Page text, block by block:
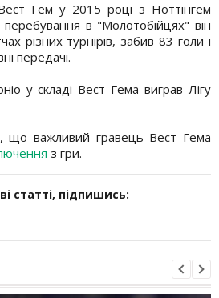
Гем у 2015 році з Ноттінгем
в "Молотобійцях" він
різних турнірів, забив 83 голи і
передачі.
у складі Вест Гема виграв Лігу
що важливий гравець Вест Гема
з гри.
статті, підпишись: